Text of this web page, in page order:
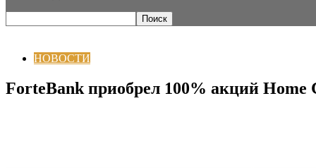
НОВОСТИ
ForteBank приобрел 100% акций Home